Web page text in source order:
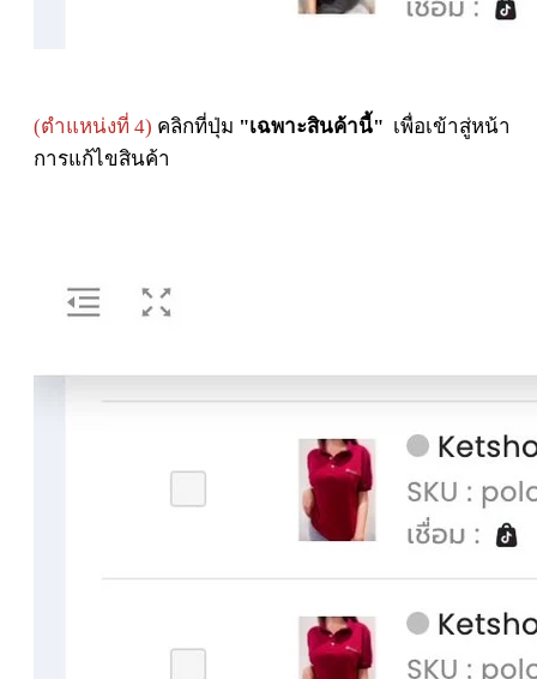
(ตำแหน่งที่ 4) คลิกที่ปุ่ม "เฉพาะสินค้านี้" เพื่อเข้าสู่หน้า
การแก้ไขสินค้า